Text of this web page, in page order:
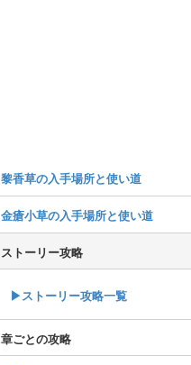
黎香草の入手場所と使い道
金瘡小草の入手場所と使い道
ストーリー攻略
▶︎ストーリー攻略一覧
章ごとの攻略